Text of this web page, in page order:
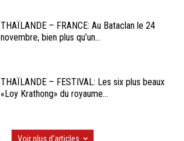
THAÏLANDE – FRANCE: Au Bataclan le 24
novembre, bien plus qu’un...
THAÏLANDE – FESTIVAL: Les six plus beaux
«Loy Krathong» du royaume...
Voir plus d'articles